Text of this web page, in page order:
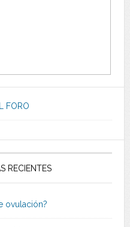
FORO
RECIENTES
ovulación?